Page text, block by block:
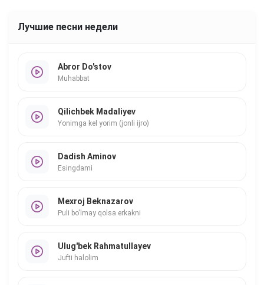
Лучшие песни недели
Abror Do'stov
Muhabbat
Qilichbek Madaliyev
Yonimga kel yorim (jonli ijro)
Dadish Aminov
Esingdami
Mexroj Beknazarov
Puli bo'lmay qolsa erkakni
Ulug'bek Rahmatullayev
Jufti halolim